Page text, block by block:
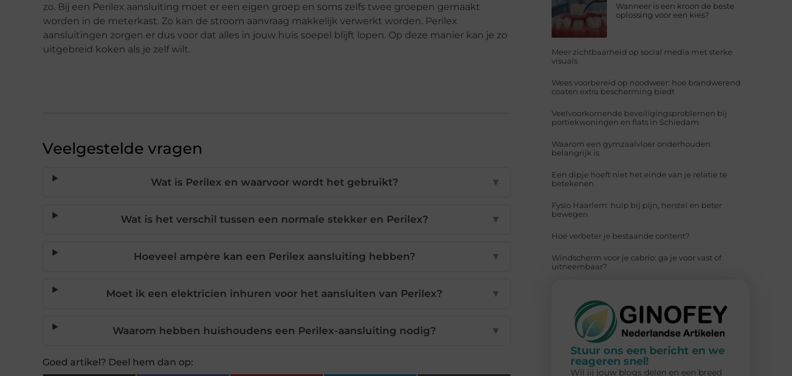
zo. Bij een Perilex aansluiting moet er een eigen groep en soms zelfs twee groepen gemaakt
worden in de meterkast. Zo kan de stroom aanvraag makkelijk verwerkt worden. Perilex
aansluitingen zorgen er dus voor dat alles in jouw huis soepel blijft lopen. Op deze manier kan je zo
uitgebreid koken als je zelf wilt.
Veelgestelde vragen
Wat is Perilex en waarvoor wordt het gebruikt? ▼
Wat is het verschil tussen een normale stekker en Perilex? ▼
Hoeveel ampère kan een Perilex aansluiting hebben? ▼
Moet ik een elektricien inhuren voor het aansluiten van Perilex? ▼
Waarom hebben huishoudens een Perilex-aansluiting nodig? ▼
Goed artikel? Deel hem dan op:
Wanneer is een kroon de beste
oplossing voor een kies?
Meer zichtbaarheid op social media met sterke
visuals
Wees voorbereid op noodweer: hoe brandwerend
coaten extra bescherming biedt
Veelvoorkomende beveiligingsproblemen bij
portiekwoningen en flats in Schiedam
Waarom een gymzaalvloer onderhouden
belangrijk is
Een dipje hoeft niet het einde van je relatie te
betekenen
Fysio Haarlem: hulp bij pijn, herstel en beter
bewegen
Hoe verbeter je bestaande content?
Windscherm voor je cabrio: ga je voor vast of
uitneembaar?
Stuur ons een bericht en we
reageren snel!
Wil jij jouw blogs delen en een breed